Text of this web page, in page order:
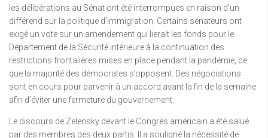
les délibérations au Sénat ont été interrompues en raison d’un
différend sur la politique d’immigration. Certains sénateurs ont
exigé un vote sur un amendement qui lierait les fonds pour le
Département de la Sécurité intérieure à la continuation des
restrictions frontalières mises en place pendant la pandémie, ce
que la majorité des démocrates s’opposent. Des négociations
sont en cours pour parvenir à un accord avant la fin de la semaine
afin d’éviter une fermeture du gouvernement.
Le discours de Zelensky devant le Congrès américain a été salué
par des membres des deux partis. Il a souligné la nécessité de